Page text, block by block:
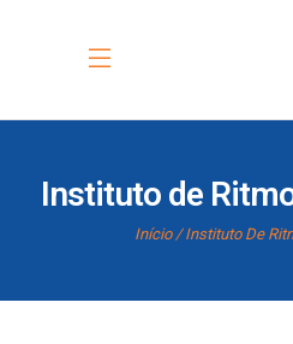
Instituto de
Início Instituto De